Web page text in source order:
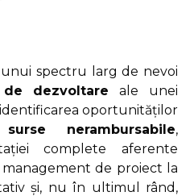
spectru larg de nevoi
dezvoltare ale unei
oportunităților
surse nerambursabile,
complete aferente
de proiect la
și, nu în ultimul rând,